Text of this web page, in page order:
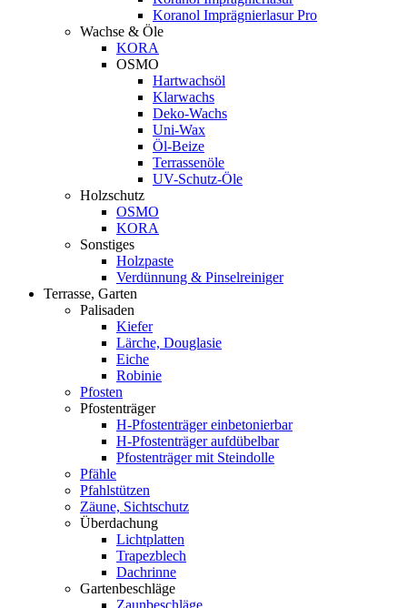
Koranol Imprägnierlasur Pro
Wachse & Öle
KORA
OSMO
Hartwachsöl
Klarwachs
Deko-Wachs
Uni-Wax
Öl-Beize
Terrassenöle
UV-Schutz-Öle
Holzschutz
OSMO
KORA
Sonstiges
Holzpaste
Verdünnung & Pinselreiniger
Terrasse, Garten
Palisaden
Kiefer
Lärche, Douglasie
Eiche
Robinie
Pfosten
Pfostenträger
H-Pfostenträger einbetonierbar
H-Pfostenträger aufdübelbar
Pfostenträger mit Steindolle
Pfähle
Pfahlstützen
Zäune, Sichtschutz
Überdachung
Lichtplatten
Trapezblech
Dachrinne
Gartenbeschläge
Zaunbeschläge